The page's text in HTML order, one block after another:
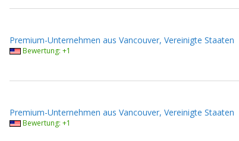
Premium-Unternehmen aus Vancouver, Vereinigte Staaten
Bewertung: +1
Premium-Unternehmen aus Vancouver, Vereinigte Staaten
Bewertung: +1